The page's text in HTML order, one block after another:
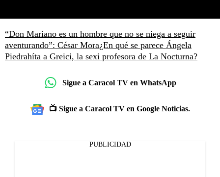
“Don Mariano es un hombre que no se niega a seguir
aventurando”: César Mora¿En qué se parece Ángela
Piedrahíta a Greici, la sexi profesora de La Nocturna?
Sigue a Caracol TV en WhatsApp
📺 Sigue a Caracol TV en Google Noticias.
PUBLICIDAD